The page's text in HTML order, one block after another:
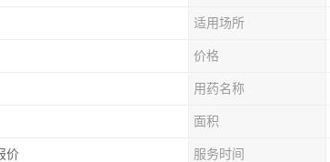
适用场所
价格
用药名称
面积
价 服务时间